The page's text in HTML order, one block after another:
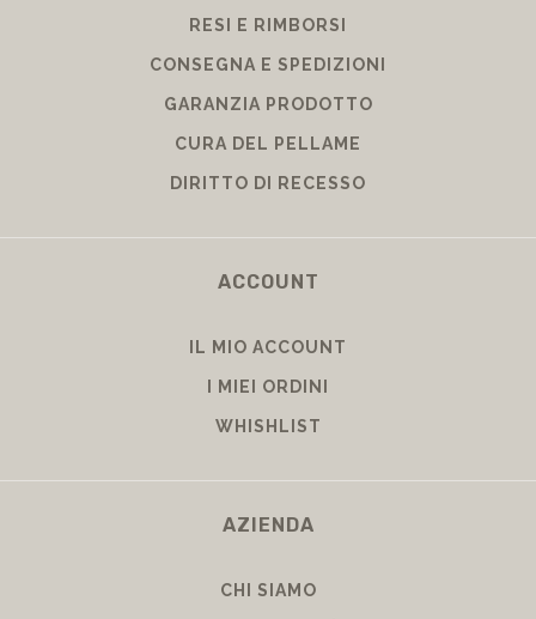
RESI E RIMBORSI
CONSEGNA E SPEDIZIONI
GARANZIA PRODOTTO
CURA DEL PELLAME
DIRITTO DI RECESSO
ACCOUNT
IL MIO ACCOUNT
I MIEI ORDINI
WHISHLIST
AZIENDA
CHI SIAMO